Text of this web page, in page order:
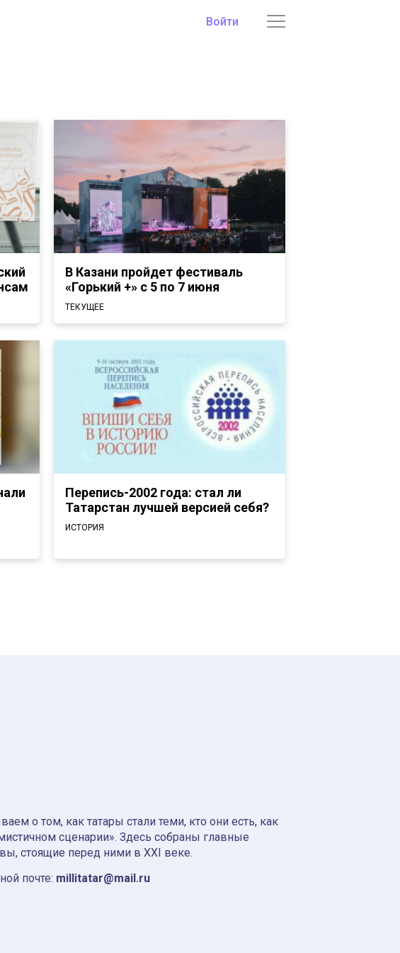
Войти
В Казани пройдет фестиваль
«Горький +» с 5 по 7 июня
ТЕКУЩЕЕ
Перепись-2002 года: стал ли
Татарстан лучшей версией себя?
ИСТОРИЯ
о том, как татары стали теми, кто они есть, как
сценарии». Здесь собраны главные
стоящие перед ними в XXI веке.
почте: millitatar@mail.ru